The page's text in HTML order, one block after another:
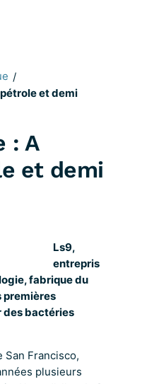
/
et demi
: A
et demi
Ls9,
entrepris
fabrique du
premières
des bactéries
San Francisco,
plusieurs